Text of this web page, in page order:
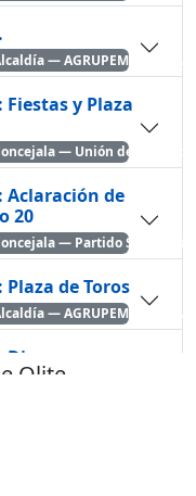
— AGRUPEMOS
Fiestas y Plaza
— Unión del Pueblo
Aclaración de
20
— Partido Socialista
de Toros
— AGRUPEMOS
Olite